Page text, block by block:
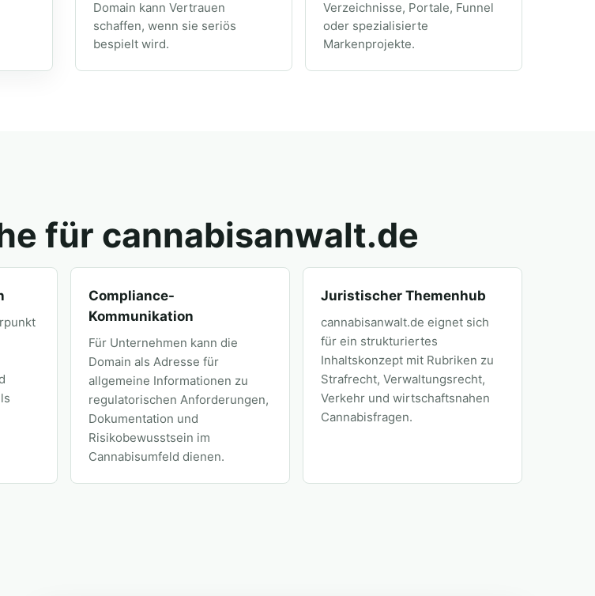
Domain kann Vertrauen
schaffen, wenn sie seriös
bespielt wird.
Verzeichnisse, Portale, Funnel
oder spezialisierte
Markenprojekte.
für cannabisanwalt.de
Compliance-
Kommunikation
Für Unternehmen kann die
Domain als Adresse für
allgemeine Informationen zu
regulatorischen Anforderungen,
Dokumentation und
Risikobewusstsein im
Cannabisumfeld dienen.
Juristischer Themenhub
cannabisanwalt.de eignet sich
für ein strukturiertes
Inhaltskonzept mit Rubriken zu
Strafrecht, Verwaltungsrecht,
Verkehr und wirtschaftsnahen
Cannabisfragen.